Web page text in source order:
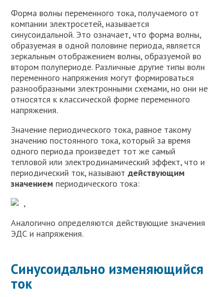
Форма волны переменного тока, получаемого от
компании электросетей, называется
синусоидальной. Это означает, что форма волны,
образуемая в одной половине периода, является
зеркальным отображением волны, образуемой во
втором полупериоде. Различные другие типы волн
переменного напряжения могут формироваться
разнообразными электронными схемами, но они не
относятся к классической форме переменного
напряжения.
Значение периодического тока, равное такому
значению постоянного тока, который за время
одного периода произведет тот же самый
тепловой или электродинамический эффект, что и
периодический ток, называютдействующим
значением периодического тока:
,
Аналогично определяются действующие значения
ЭДС и напряжения.
Синусоидально изменяющийся
ток